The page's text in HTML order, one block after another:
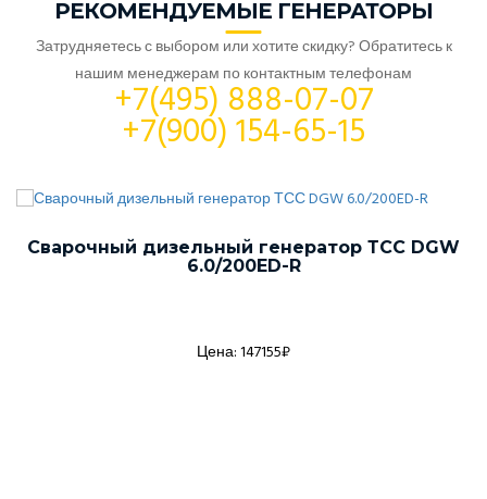
РЕКОМЕНДУЕМЫЕ ГЕНЕРАТОРЫ
Затрудняетесь с выбором или хотите скидку? Обратитесь к
нашим менеджерам по контактным телефонам
+7(495) 888-07-07
+7(900) 154-65-15
Сварочный дизельный генератор ТСС DGW
6.0/200ED-R
Цена: 147155₽